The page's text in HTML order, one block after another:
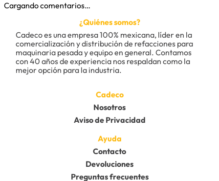
Cargando comentarios…
¿Quiénes somos?
Cadeco es una empresa 100% mexicana, líder en la
comercialización y distribución de refacciones para
maquinaria pesada y equipo en general. Contamos
con 40 años de experiencia nos respaldan como la
mejor opción para la industria.
Cadeco
Nosotros
Aviso de Privacidad
Ayuda
Contacto
Devoluciones
Preguntas frecuentes